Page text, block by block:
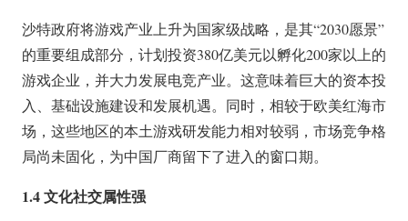
沙特政府将游戏产业上升为国家级战略，是其“2030愿景”
的重要组成部分，计划投资380亿美元以孵化200家以上的
游戏企业，并大力发展电竞产业。这意味着巨大的资本投
入、基础设施建设和发展机遇。同时，相较于欧美红海市
场，这些地区的本土游戏研发能力相对较弱，市场竞争格
局尚未固化，为中国厂商留下了进入的窗口期。
1.4 文化社交属性强